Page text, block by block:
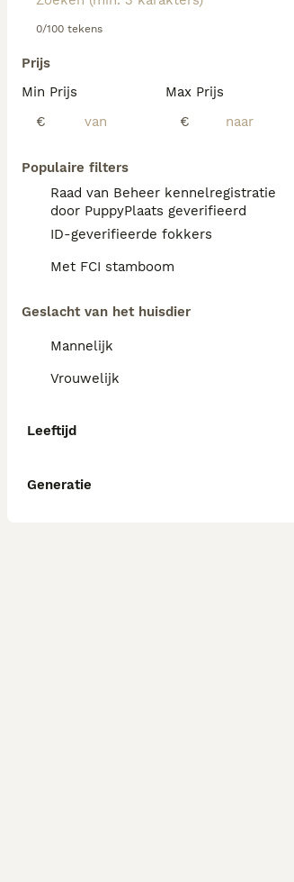
0/100 tekens
Prijs
Min Prijs
€
Max Prijs
€
Populaire filters
Raad van Beheer kennelregistratie
door PuppyPlaats geverifieerd
ID-geverifieerde fokkers
Met FCI stamboom
Geslacht van het huisdier
Mannelijk
Vrouwelijk
Leeftijd
Generatie